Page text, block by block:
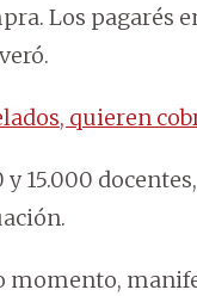
Los
quieren
15.000
momento,